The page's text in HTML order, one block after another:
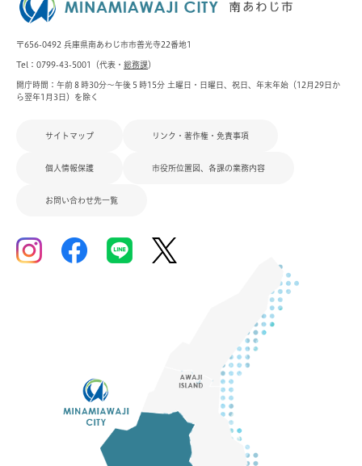
〒656-0492 兵庫県南あわじ市市善光寺22番地1
Tel：0799-43-5001（代表・ 総務課）
開庁時間：午前８時30分～午後５時15分 土曜日・日曜日、祝日、年末年始（12月29日か
ら翌年1月3日）を除く
サイトマップ リンク・著作権・免責事項
個人情報保護 市役所位置図、各課の業務内容
お問い合わせ先一覧